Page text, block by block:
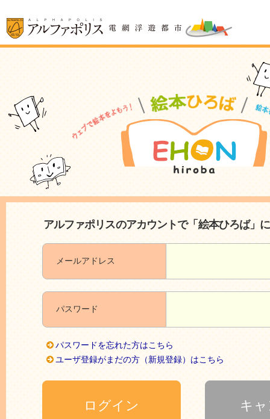
アルファポリスのアカウントで「絵本ひろば」
メールアドレス
パスワード
パスワードを忘れた方はこちら
ユーザ登録がまだの方（新規登録）はこちら